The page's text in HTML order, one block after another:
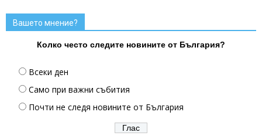
Вашето мнение?
Колко често следите новините от България?
Всеки ден
Само при важни събития
Почти не следя новините от България